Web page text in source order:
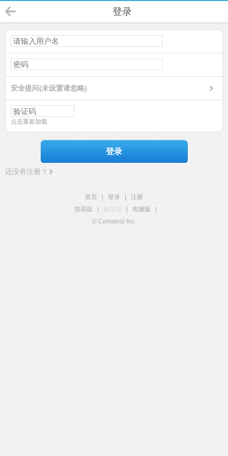
登录
安全提问(未设置请忽略)
点击重新加载
登录
还没有注册？
首页 登录
注册
简易版
触屏版 电脑版
© Comsenz Inc.